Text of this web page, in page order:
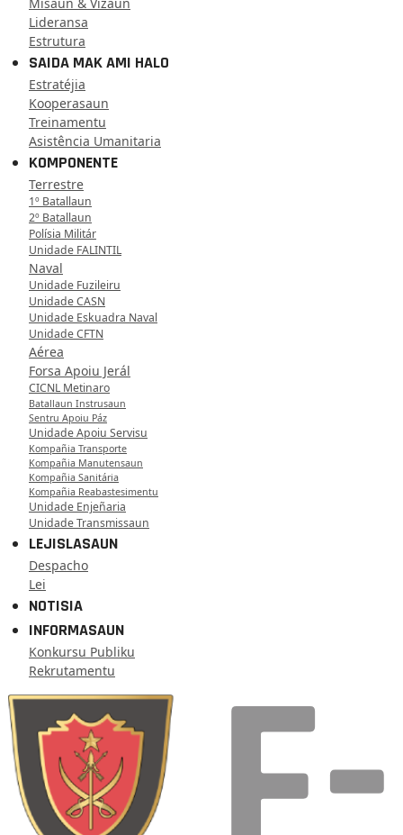
Lideransa
Estrutura
SAIDA MAK AMI HALO
Estratéjia
Kooperasaun
Treinamentu
Asistência Umanitaria
KOMPONENTE
Terrestre
1º Batallaun
2º Batallaun
Polísia Militár
Unidade FALINTIL
Naval
Unidade Fuzileiru
Unidade CASN
Unidade Eskuadra Naval
Unidade CFTN
Aérea
Forsa Apoiu Jerál
CICNL Metinaro
Batallaun Instrusaun
Sentru Apoiu Páz
Unidade Apoiu Servisu
Kompañia Transporte
Kompañia Manutensaun
Kompañia Sanitária
Kompañia Reabastesimentu
Unidade Enjeñaria
Unidade Transmissaun
LEJISLASAUN
Despacho
Lei
NOTISIA
INFORMASAUN
Konkursu Publiku
Rekrutamentu